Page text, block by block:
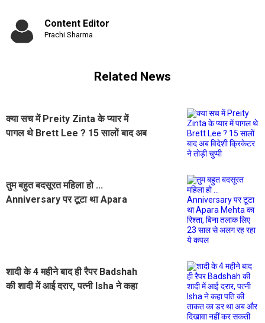
Content Editor
Prachi Sharma
Related News
क्या सच में Preity Zinta के प्यार में
पागल थे Brett Lee ? 15 सालों बाद अब
तुम बहुत बदसूरत महिला हो ...
Anniversary पर टूटा था Apara
शादी के 4 महीने बाद ही रैपर Badshah
की शादी में आई दरार, पत्नी Isha ने कहा